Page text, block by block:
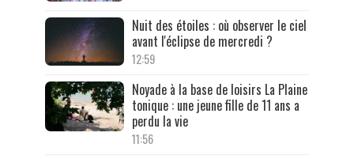
Nuit des étoiles : où observer le ciel
avant l'éclipse de mercredi ?
12:59
Noyade à la base de loisirs La Plaine
tonique : une jeune fille de 11 ans a
perdu la vie
11:56